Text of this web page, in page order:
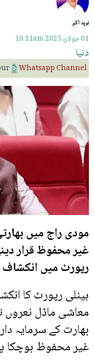
نوید اکبر
01 جولائ 2025 10:11am
دنیا
Whatsapp Channel
مودی راج میں
غیر محفوظ قرار
رپورٹ میں انکشاف
ہینلی رپورٹ کا
معاشی ماڈل
بھارت کے سرمایہ
غیر محفوظ ہوچکا